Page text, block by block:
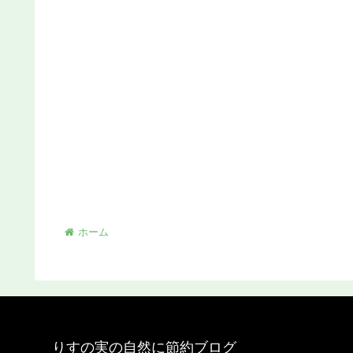
ホーム
りすの実の自然に節約ブログ